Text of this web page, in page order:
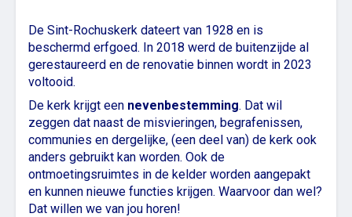
De Sint-Rochuskerk dateert van 1928 en is
beschermd erfgoed. In 2018 werd de buitenzijde al
gerestaureerd en de renovatie binnen wordt in 2023
voltooid.
De kerk krijgt een nevenbestemming. Dat wil
zeggen dat naast de misvieringen, begrafenissen,
communies en dergelijke, (een deel van) de kerk ook
anders gebruikt kan worden. Ook de
ontmoetingsruimtes in de kelder worden aangepakt
en kunnen nieuwe functies krijgen. Waarvoor dan wel?
Dat willen we van jou horen!